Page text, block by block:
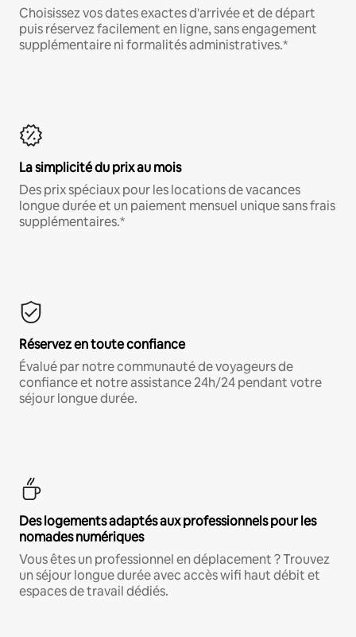
Choisissez vos dates exactes d'arrivée et de départ
puis réservez facilement en ligne, sans engagement
supplémentaire ni formalités administratives.*
La simplicité du prix au mois
Des prix spéciaux pour les locations de vacances
longue durée et un paiement mensuel unique sans frais
supplémentaires.*
Réservez en toute confiance
Évalué par notre communauté de voyageurs de
confiance et notre assistance 24h/24 pendant votre
séjour longue durée.
Des logements adaptés aux professionnels pour les
nomades numériques
Vous êtes un professionnel en déplacement ? Trouvez
un séjour longue durée avec accès wifi haut débit et
espaces de travail dédiés.